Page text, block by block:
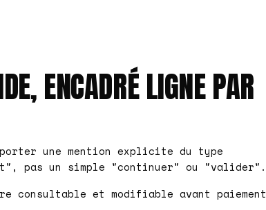
ENCADRÉ LIGNE PAR
une mention explicite du type
pas un simple "continuer" ou "valider".
consultable et modifiable avant paiement